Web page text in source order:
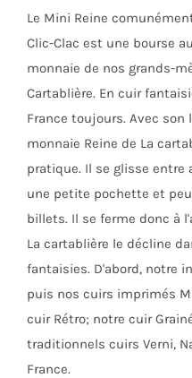
choisies
page
Le Mini Reine
Clic-Clac est une bourse
monnaie de nos grands-
Cartablière. En cuir
France toujours. Avec son
monnaie Reine de La
pratique. Il se glisse entre
une petite pochette et
billets. Il se ferme donc à
La cartablière le décline
fantaisies. D'abord, notre
puis nos cuirs imprimés
cuir Rétro; notre cuir
traditionnels cuirs Verni,
France.